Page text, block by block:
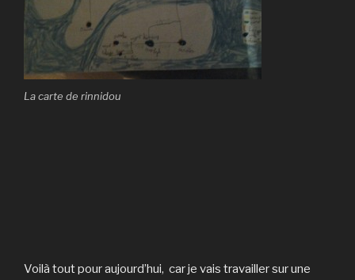
La carte de rinnidou
Voilà tout pour aujourd’hui, car je vais travailler sur une